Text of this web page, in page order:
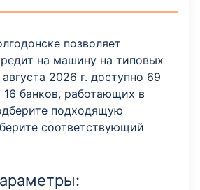
позволяет
на машину на типовых
2026 г. доступно 69
банков, работающих в
подходящую
соответствующий